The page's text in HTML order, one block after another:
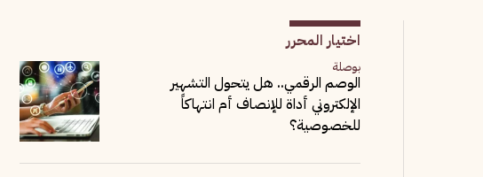
اختيار المحرر
بوصلة
الوصم الرقمي.. هل يتحول التشهير
الإلكتروني أداة للإنصاف أم انتهاكاً
للخصوصية؟